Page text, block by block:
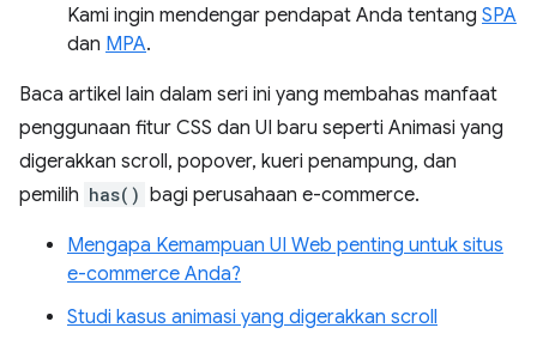
Kami ingin mendengar pendapat Anda tentang SPA
dan MPA.
Baca artikel lain dalam seri ini yang membahas manfaat
penggunaan fitur CSS dan UI baru seperti Animasi yang
digerakkan scroll, popover, kueri penampung, dan
pemilih has() bagi perusahaan e-commerce.
Mengapa Kemampuan UI Web penting untuk situs
e-commerce Anda?
Studi kasus animasi yang digerakkan scroll